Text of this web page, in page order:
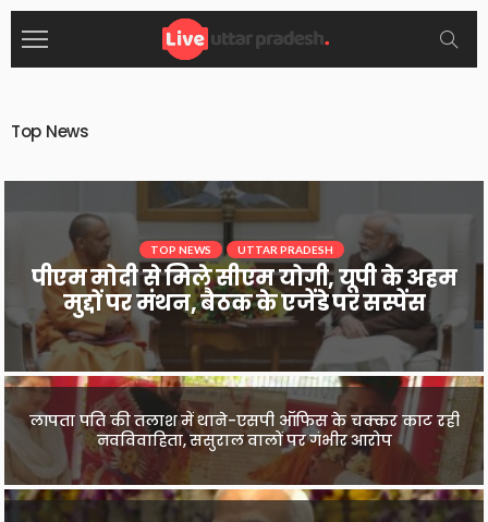
Top News
TOP NEWS UTTAR PRADESH
पीएम मोदी से मिले सीएम योगी, यूपी के अहम
मुद्दों पर मंथन, बैठक के एजेंडे पर सस्पेंस
लापता पति की तलाश में थाने-एसपी ऑफिस के चक्कर काट रही
नवविवाहिता, ससुराल वालों पर गंभीर आरोप
पीएम मोदी से मिले राघव चड्ढा, बोले- ‘हमेशा याद
रखूंगा ये सुबह’, मुलाकात को लेकर बढ़ी सियासी
चर्चा
उत्तराखंड में घर बसाना चाहते हैं ऋषभ पंत, CM धामी से जमीन दिलाने
की लगाई गुहार